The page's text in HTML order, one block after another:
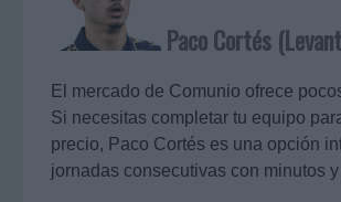
Paco Cortés
El mercado de Comunio ofrece
Si necesitas completar tu equipo
precio, Paco Cortés es una opción
jornadas consecutivas con minutos